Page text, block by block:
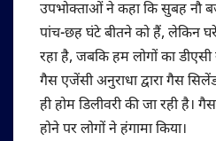
उपभोक्ताओं ने कहा कि सुबह नौ
पांच-छह घंटे बीतने को हैं, लेकिन
रहा है, जबकि हम लोगों का
गैस एजेंसी अनुराधा द्वारा गैस
ही होम डिलीवरी की जा रही है।
होने पर लोगों ने हंगामा किया।